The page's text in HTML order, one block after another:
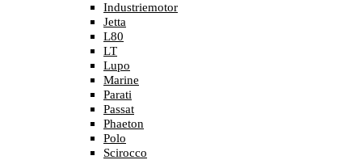
Industriemotor
Jetta
L80
LT
Lupo
Marine
Parati
Passat
Phaeton
Polo
Scirocco